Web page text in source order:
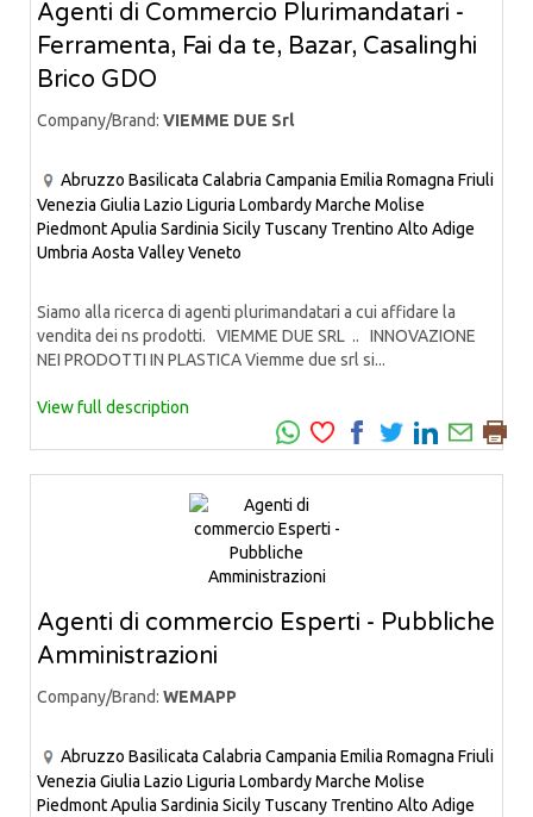
Agenti di Commercio Plurimandatari -
Ferramenta, Fai da te, Bazar, Casalinghi
Brico GDO
Company/Brand: VIEMME DUE Srl
Abruzzo Basilicata Calabria Campania Emilia Romagna Friuli
Venezia Giulia Lazio Liguria LombardyMarche Molise
PiedmontApulia Sardinia Sicily Tuscany Trentino Alto Adige
Umbria Aosta ValleyVeneto
Siamo alla ricerca di agenti plurimandatari a cui affidare la
vendita dei ns prodotti. VIEMME DUE SRL .. INNOVAZIONE
NEI PRODOTTI IN PLASTICA Viemme due srl si...
View full description
Agenti di commercio Esperti - Pubbliche
Amministrazioni
Company/Brand: WEMAPP
Abruzzo Basilicata Calabria Campania Emilia Romagna Friuli
Venezia Giulia Lazio Liguria LombardyMarche Molise
PiedmontApulia Sardinia Sicily Tuscany Trentino Alto Adige